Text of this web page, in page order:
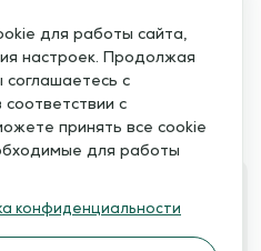
Политика конфиденциальности
cookie
использования
оферта
почта:
для работы сайта,
настроек. Продолжая
соглашаетесь с
с
принять все cookie
для работы
конфиденциальности